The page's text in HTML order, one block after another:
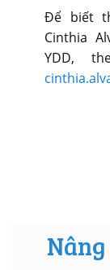
Để biết
Cinthia
YDD,